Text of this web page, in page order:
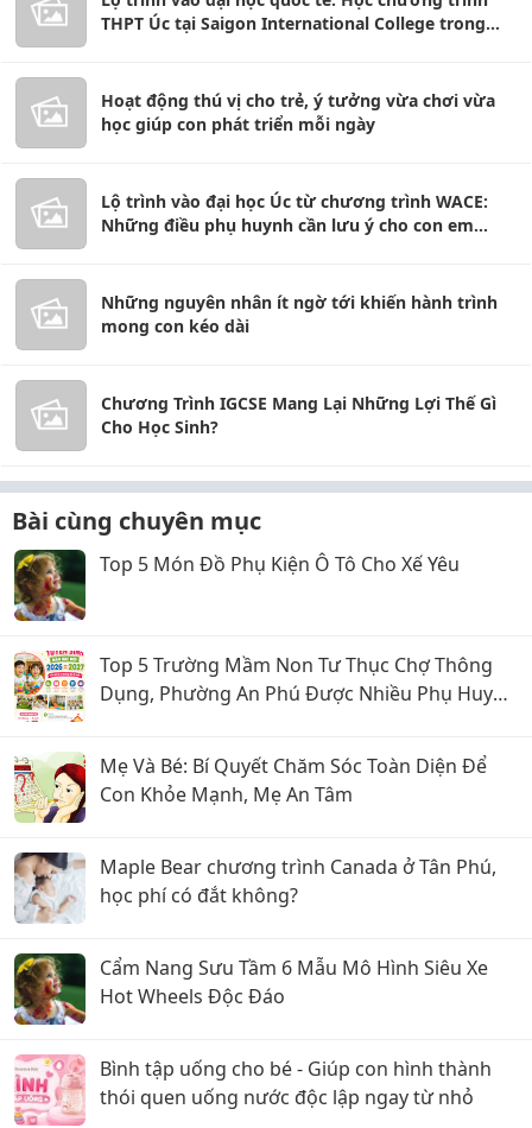
THPT Úc tại Saigon International College trong
Hoạt động thú vị cho trẻ, ý tưởng vừa chơi vừa
học giúp con phát triển mỗi ngày
Lộ trình vào đại học Úc từ chương trình WACE:
Những điều phụ huynh cần lưu ý cho con em
Những nguyên nhân ít ngờ tới khiến hành trình
mong con kéo dài
Chương Trình IGCSE Mang Lại Những Lợi Thế Gì
Cho Học Sinh?
Bài cùng chuyên mục
Top 5 Món Đồ Phụ Kiện Ô Tô Cho Xế Yêu
Top 5 Trường Mầm Non Tư Thục Chợ Thông
Dụng, Phường An Phú Được Nhiều Phụ Huynh
Mẹ Và Bé: Bí Quyết Chăm Sóc Toàn Diện Để
Con Khỏe Mạnh, Mẹ An Tâm
Maple Bear chương trình Canada ở Tân Phú,
học phí có đắt không?
Cẩm Nang Sưu Tầm 6 Mẫu Mô Hình Siêu Xe
Hot Wheels Độc Đáo
Bình tập uống cho bé - Giúp con hình thành
thói quen uống nước độc lập ngay từ nhỏ